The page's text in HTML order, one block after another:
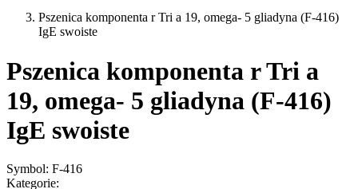
Pszenica komponenta r Tri a 19, omega- 5 gliadyna (F-416)
IgE swoiste
Pszenica komponenta r Tri a
19, omega- 5 gliadyna (F-416)
IgE swoiste
Symbol: F-416
Kategorie: